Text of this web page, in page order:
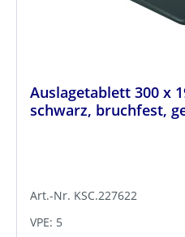
Auslagetablett 300 x
schwarz, bruchfest,
Art.-Nr. KSC.227622
VPE: 5